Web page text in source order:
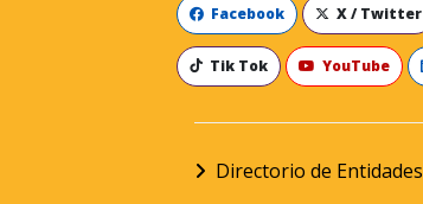
Facebook X / Twitter
Tik Tok YouTube
Directorio de Entidades